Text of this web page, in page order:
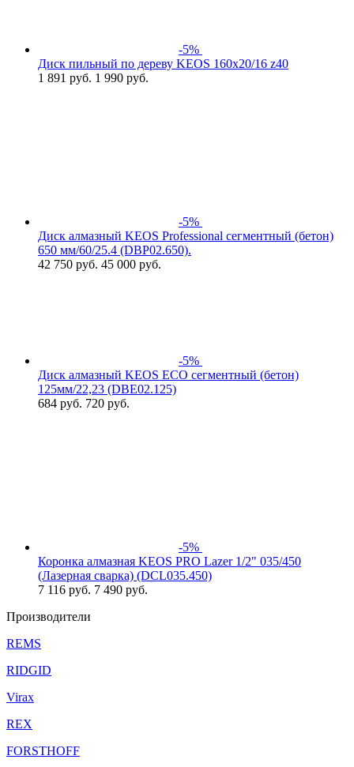
-5%
Диск пильный по дереву KEOS 160x20/16 z40
1 891 руб. 1 990 руб.
-5%
Диск алмазный KEOS Professional сегментный (бетон)
650 мм/60/25.4 (DBP02.650).
42 750 руб. 45 000 руб.
-5%
Диск алмазный KEOS ECO сегментный (бетон)
125мм/22,23 (DBE02.125)
684 руб. 720 руб.
-5%
Коронка алмазная KEOS PRO Lazer 1/2" 035/450
(Лазерная сварка) (DCL035.450)
7 116 руб. 7 490 руб.
Производители
REMS
RIDGID
Virax
REX
FORSTHOFF